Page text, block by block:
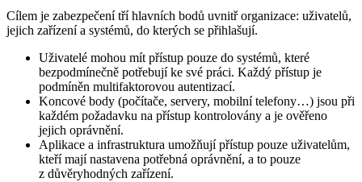
Cílem je zabezpečení tří hlavních bodů uvnitř organizace: uživatelů,
jejich zařízení a systémů, do kterých se přihlašují.
Uživatelé mohou mít přístup pouze do systémů, které
bezpodmínečně potřebují ke své práci. Každý přístup je
podmíněn multifaktorovou autentizací.
Koncové body (počítače, servery, mobilní telefony…) jsou při
každém požadavku na přístup kontrolovány a je ověřeno
jejich oprávnění.
Aplikace a infrastruktura umožňují přístup pouze uživatelům,
kteří mají nastavena potřebná oprávnění, a to pouze
z důvěryhodných zařízení.